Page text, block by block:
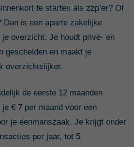
te starten als zzp’er? Of
Dan is een aparte zakelijke
je overzicht. Je houdt privé- en
gescheiden en maakt je
overzichtelijker.
de eerste 12 maanden
€ 7 per maand voor een
je eenmanszaak. Je krijgt onder
per jaar, tot 5